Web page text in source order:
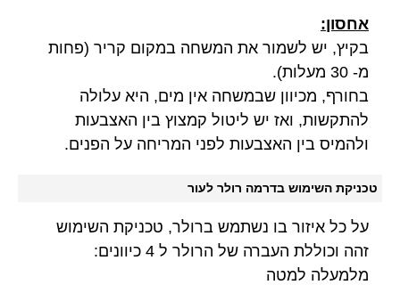
אחסון:
בקיץ, יש לשמור את המשחה במקום קריר (פחות
מ- 30 מעלות).
בחורף, מכיוון שבמשחה אין מים, היא עלולה
להתקשות, ואז יש ליטול קמצוץ בין האצבעות
ולהמיס בין האצבעות לפני המריחה על הפנים.
טכניקת השימוש בדרמה רולר לעור
על כל איזור בו נשתמש ברולר, טכניקת השימוש
זהה וכוללת העברה של הרולר ל 4 כיוונים:
מלמעלה למטה